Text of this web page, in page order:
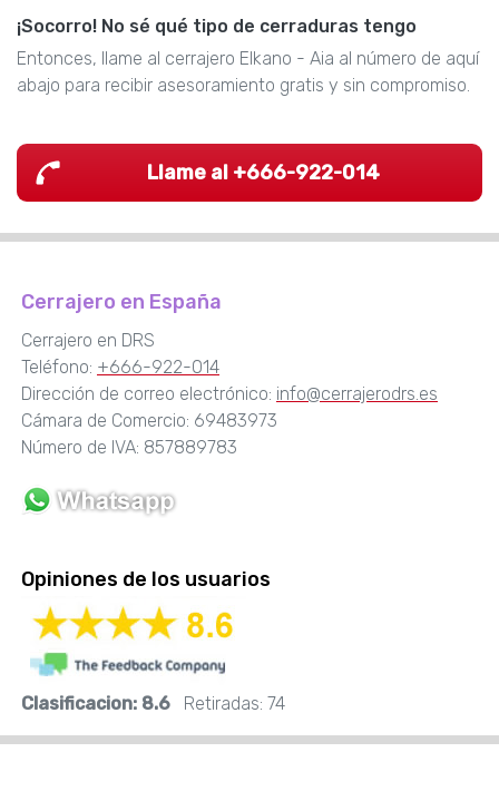
¡Socorro! No sé qué tipo de cerraduras tengo
Entonces, llame al cerrajero Elkano - Aia al número de aquí
abajo para recibir asesoramiento gratis y sin compromiso.
Llame al +666-922-014
Cerrajero en España
Cerrajero en DRS
Teléfono: +666-922-014
Dirección de correo electrónico: info@cerrajerodrs.es
Cámara de Comercio: 69483973
Número de IVA: 857889783
Opiniones de los usuarios
Clasificacion: 8.6 Retiradas: 74